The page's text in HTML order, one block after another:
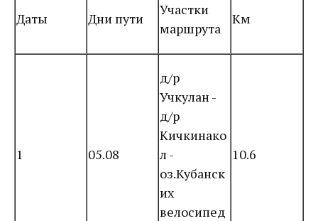
Даты Дни пути
Участки
маршрута
Км
1 05.08
д/р
Учкулан -
д/р
Кичкинако
л -
оз.Кубанск
их
велосипед
10.6